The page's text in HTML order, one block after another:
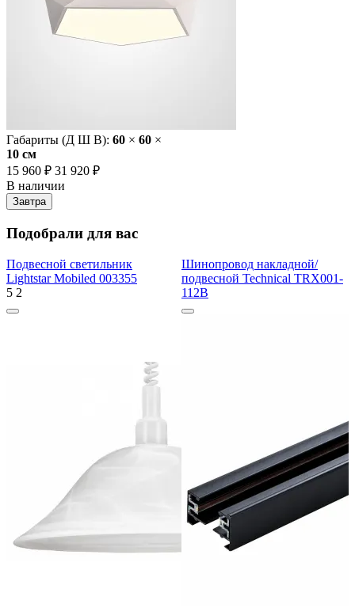
Габариты (Д Ш В): 60 × 60 ×
10 cм
15 960 ₽ 31 920 ₽
В наличии
Завтра
Подобрали для вас
Подвесной светильник
Lightstar Mobiled 003355
5 2
Шинопровод накладной/
подвесной Technical TRX001-
112B